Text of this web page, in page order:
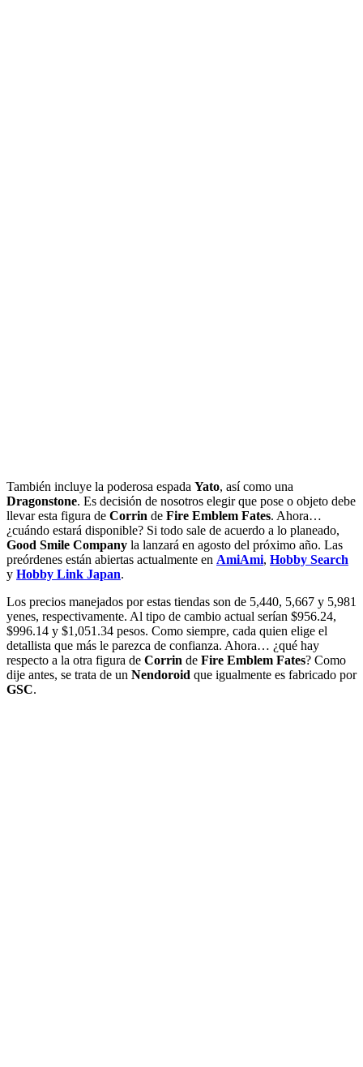
También incluye la poderosa espada Yato, así como una
Dragonstone. Es decisión de nosotros elegir que pose o objeto debe
llevar esta figura de Corrin de Fire Emblem Fates. Ahora…
¿cuándo estará disponible? Si todo sale de acuerdo a lo planeado,
Good Smile Company la lanzará en agosto del próximo año. Las
preórdenes están abiertas actualmente en AmiAmi, Hobby Search
y Hobby Link Japan.
Los precios manejados por estas tiendas son de 5,440, 5,667 y 5,981
yenes, respectivamente. Al tipo de cambio actual serían $956.24,
$996.14 y $1,051.34 pesos. Como siempre, cada quien elige el
detallista que más le parezca de confianza. Ahora… ¿qué hay
respecto a la otra figura de Corrin de Fire Emblem Fates? Como
dije antes, se trata de un Nendoroid que igualmente es fabricado por
GSC.